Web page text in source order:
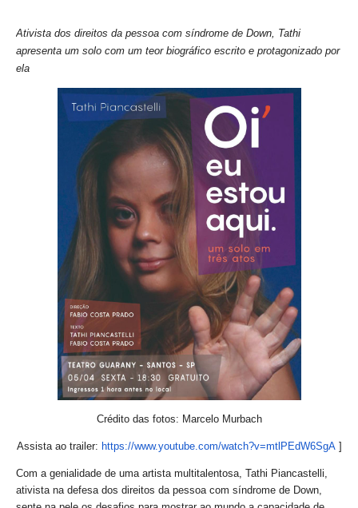
Ativista dos direitos da pessoa com síndrome de Down, Tathi
apresenta um solo com um teor biográfico escrito e protagonizado por
ela
Crédito das fotos: Marcelo Murbach
Assista ao trailer: https://www.youtube.com/watch?v=mtlPEdW6SgA]
Com a genialidade de uma artista multitalentosa, Tathi Piancastelli,
ativista na defesa dos direitos da pessoa com síndrome de Down,